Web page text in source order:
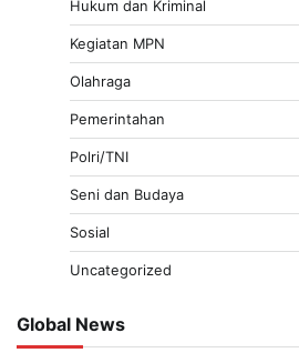
Hukum dan Kriminal
Kegiatan MPN
Olahraga
Pemerintahan
Polri/TNI
Seni dan Budaya
Sosial
Uncategorized
Global News